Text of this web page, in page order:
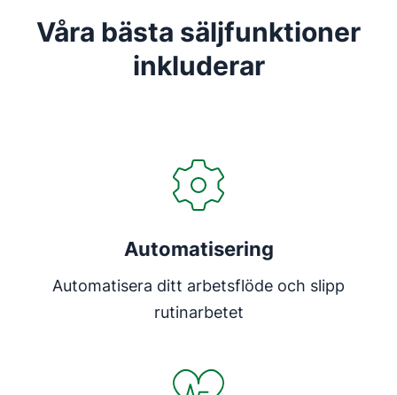
Våra bästa säljfunktioner
inkluderar
Automatisering
Automatisera ditt arbetsflöde och slipp
rutinarbetet